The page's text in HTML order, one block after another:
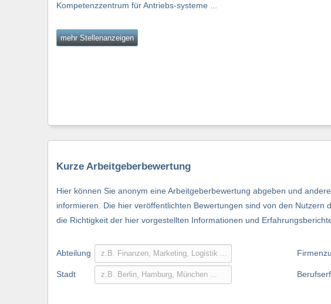
Kompetenzzentrum für Antriebs-systeme ...
mehr Stellenanzeigen
Kurze Arbeitgeberbewertung
Hier können Sie anonym eine Arbeitgeberbewertung abgeben und
informieren. Die hier veröffentlichten Bewertungen sind von den
die Richtigkeit der hier vorgestellten Informationen und
Abteilung
Stadt